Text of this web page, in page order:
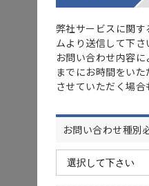
弊社サービスに関
ムより送信して下さ
お問い合わせ内容
までにお時間をい
させていただく場合
お問い合わせ種別